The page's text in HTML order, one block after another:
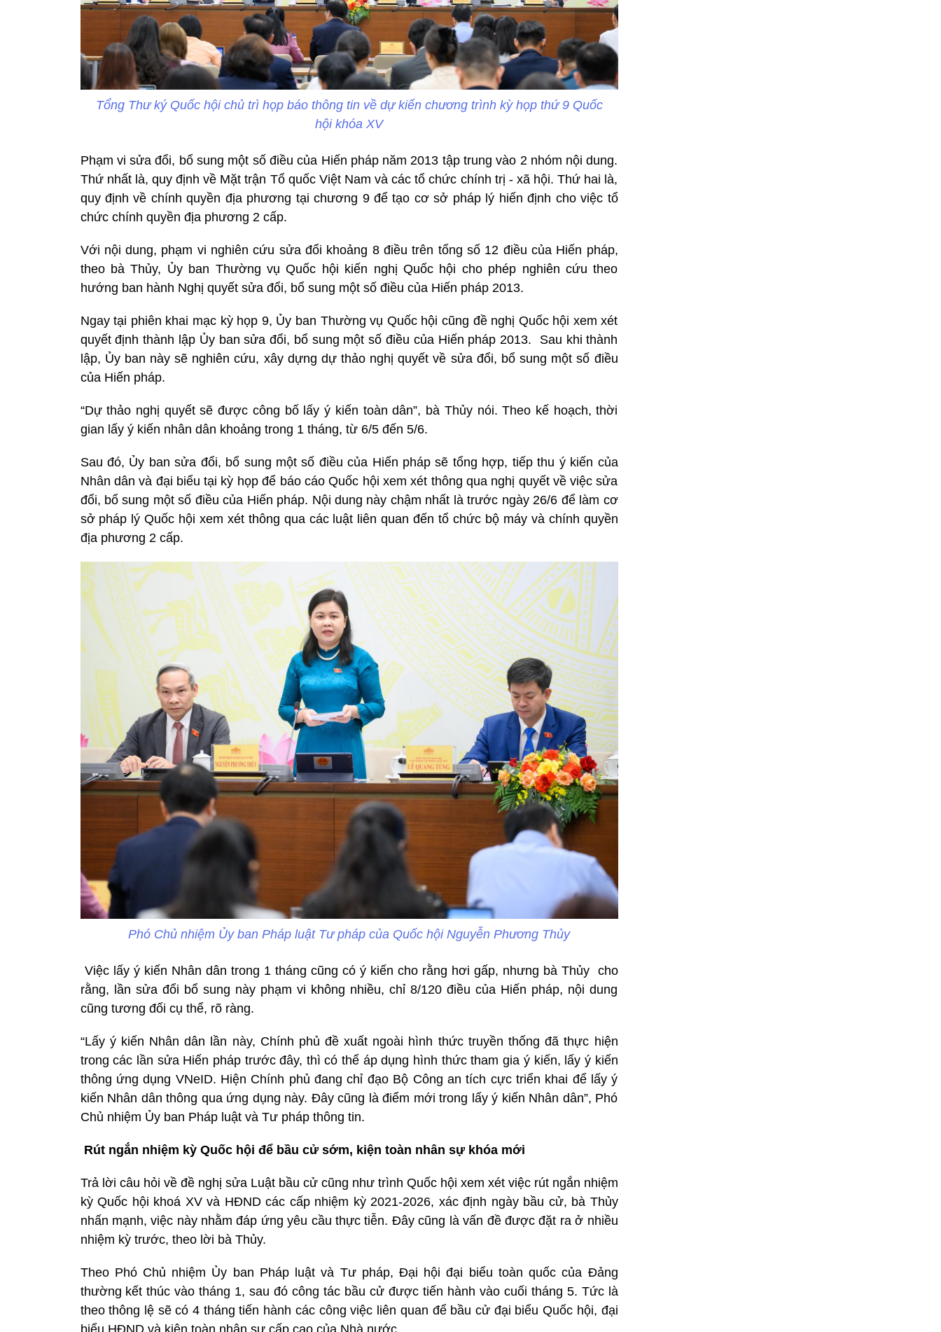
Tổng Thư ký Quốc hội chủ trì họp báo thông tin về dự kiến chương trình kỳ họp thứ 9 Quốc
hội khóa XV
Phạm vi sửa đổi, bổ sung một số điều của Hiến pháp năm 2013 tập trung vào 2 nhóm nội dung.
Thứ nhất là, quy định về Mặt trận Tổ quốc Việt Nam và các tổ chức chính trị - xã hội. Thứ hai là,
quy định về chính quyền địa phương tại chương 9 để tạo cơ sở pháp lý hiến định cho việc tổ
chức chính quyền địa phương 2 cấp.
Với nội dung, phạm vi nghiên cứu sửa đổi khoảng 8 điều trên tổng số 12 điều của Hiến pháp,
theo bà Thủy, Ủy ban Thường vụ Quốc hội kiến nghị Quốc hội cho phép nghiên cứu theo
hướng ban hành Nghị quyết sửa đổi, bổ sung một số điều của Hiến pháp 2013.
Ngay tại phiên khai mạc kỳ họp 9, Ủy ban Thường vụ Quốc hội cũng đề nghị Quốc hội xem xét
quyết định thành lập Ủy ban sửa đổi, bổ sung một số điều của Hiến pháp 2013. Sau khi thành
lập, Ủy ban này sẽ nghiên cứu, xây dựng dự thảo nghị quyết về sửa đổi, bổ sung một số điều
của Hiến pháp.
“Dự thảo nghị quyết sẽ được công bố lấy ý kiến toàn dân”, bà Thủy nói. Theo kế hoạch, thời
gian lấy ý kiến nhân dân khoảng trong 1 tháng, từ 6/5 đến 5/6.
Sau đó, Ủy ban sửa đổi, bổ sung một số điều của Hiến pháp sẽ tổng hợp, tiếp thu ý kiến của
Nhân dân và đại biểu tại kỳ họp để báo cáo Quốc hội xem xét thông qua nghị quyết về việc sửa
đổi, bổ sung một số điều của Hiến pháp. Nội dung này chậm nhất là trước ngày 26/6 để làm cơ
sở pháp lý Quốc hội xem xét thông qua các luật liên quan đến tổ chức bộ máy và chính quyền
địa phương 2 cấp.
Phó Chủ nhiệm Ủy ban Pháp luật Tư pháp của Quốc hội Nguyễn Phương Thủy
Việc lấy ý kiến Nhân dân trong 1 tháng cũng có ý kiến cho rằng hơi gấp, nhưng bà Thủy cho
rằng, lần sửa đổi bổ sung này phạm vi không nhiều, chỉ 8/120 điều của Hiến pháp, nội dung
cũng tương đối cụ thể, rõ ràng.
“Lấy ý kiến Nhân dân lần này, Chính phủ đề xuất ngoài hình thức truyền thống đã thực hiện
trong các lần sửa Hiến pháp trước đây, thì có thể áp dụng hình thức tham gia ý kiến, lấy ý kiến
thông ứng dụng VNeID. Hiện Chính phủ đang chỉ đạo Bộ Công an tích cực triển khai để lấy ý
kiến Nhân dân thông qua ứng dụng này. Đây cũng là điểm mới trong lấy ý kiến Nhân dân”, Phó
Chủ nhiệm Ủy ban Pháp luật và Tư pháp thông tin.
Rút ngắn nhiệm kỳ Quốc hội để bầu cử sớm, kiện toàn nhân sự khóa mới
Trả lời câu hỏi về đề nghị sửa Luật bầu cử cũng như trình Quốc hội xem xét việc rút ngắn nhiệm
kỳ Quốc hội khoá XV và HĐND các cấp nhiệm kỳ 2021-2026, xác định ngày bầu cử, bà Thủy
nhấn mạnh, việc này nhằm đáp ứng yêu cầu thực tiễn. Đây cũng là vấn đề được đặt ra ở nhiều
nhiệm kỳ trước, theo lời bà Thủy.
Theo Phó Chủ nhiệm Ủy ban Pháp luật và Tư pháp, Đại hội đại biểu toàn quốc của Đảng
thường kết thúc vào tháng 1, sau đó công tác bầu cử được tiến hành vào cuối tháng 5. Tức là
theo thông lệ sẽ có 4 tháng tiến hành các công việc liên quan để bầu cử đại biểu Quốc hội, đại